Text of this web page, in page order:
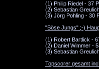
(1) Philip Riedel - 37
(2) Sebastian
(3) Jörg Pohling - 30
"Böse Jungs" ;-)
(1) Robert Bartlick -
(2) Daniel Wimmer -
(3) Sebastian
Topscorer gesamt